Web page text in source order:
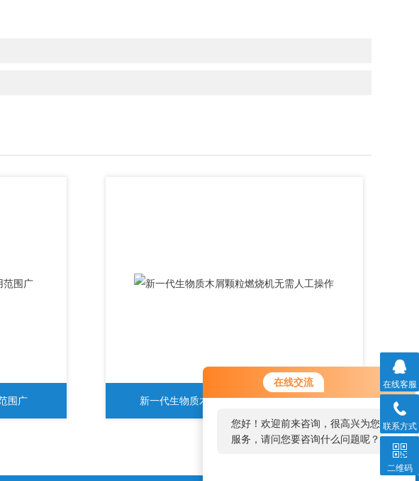
在线交流
您好！欢迎前来咨询，很高兴为您
服务，请问您要咨询什么问题呢？
围广 新一代生物质木屑颗粒燃烧机无需人工操作
在线客服
联系方式
二维码